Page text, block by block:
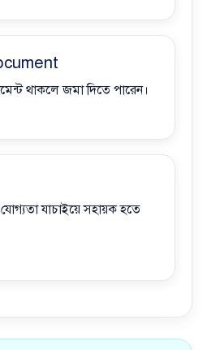
থাকলে জমা দিতে পারেন।
যাচাইয়ে সহায়ক হতে